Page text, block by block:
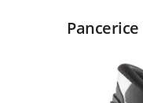
Pancerice